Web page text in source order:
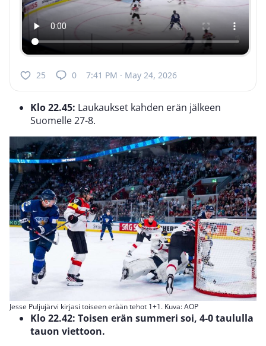
25 0 7:41 PM · May 24, 2026
Klo 22.45: Laukaukset kahden erän jälkeen
Suomelle 27-8.
Jesse Puljujärvi kirjasi toiseen erään tehot 1+1. Kuva: AOP
Klo 22.42: Toisen erän summeri soi, 4-0 taululla
tauon viettoon.